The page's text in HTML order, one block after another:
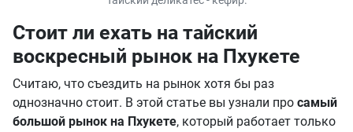
Стоит ли ехать на тайский
воскресный рынок на Пхукете
Считаю, что съездить на рынок хотя бы раз
однозначно стоит. В этой статье вы узнали про самый
большой рынок на Пхукете, который работает только